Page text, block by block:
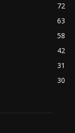
72
63
58
42
31
30